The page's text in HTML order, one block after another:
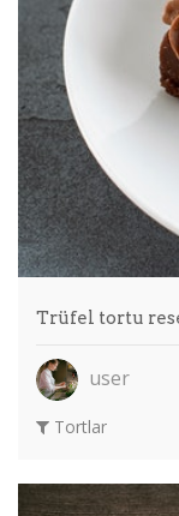
Trüfel tortu
user
Tortlar